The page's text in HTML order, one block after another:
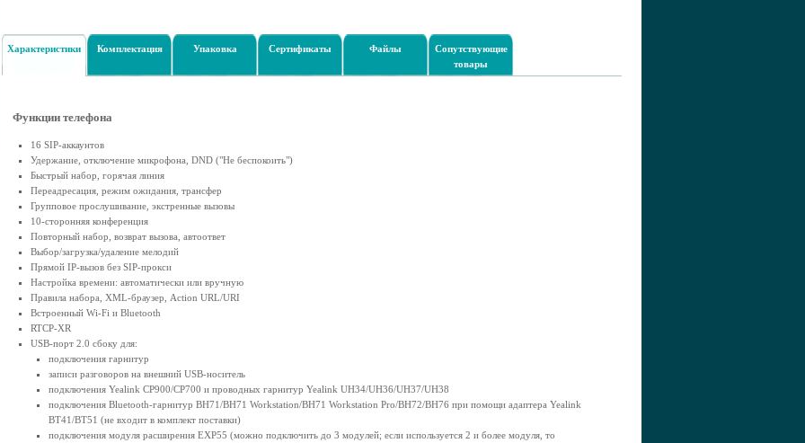
Характеристики Комплектация Упаковка Сертификаты Файлы
Сопутствующие
товары
Функции телефона
16 SIP-аккаунтов
Удержание, отключение микрофона, DND ("Не беспокоить")
Быстрый набор, горячая линия
Переадресация, режим ожидания, трансфер
Групповое прослушивание, экстренные вызовы
10-сторонняя конференция
Повторный набор, возврат вызова, автоответ
Выбор/загрузка/удаление мелодий
Прямой IP-вызов без SIP-прокси
Настройка времени: автоматически или вручную
Правила набора, XML-браузер, Action URL/URI
Встроенный Wi-Fi и Bluetooth
RTCP-XR
USB-порт 2.0 сбоку для:
подключения гарнитур
записи разговоров на внешний USB-носитель
подключения Yealink CP900/CP700 и проводных гарнитур Yealink UH34/UH36/UH37/UH38
подключения Bluetooth-гарнитур BH71/BH71 Workstation/BH71 Workstation Pro/BH72/BH76 при помощи адаптера Yealink
BT41/BT51 (не входит в комплект поставки)
подключения модуля расширения EXP55 (можно подключить до 3 модулей; если используется 2 и более модуля, то